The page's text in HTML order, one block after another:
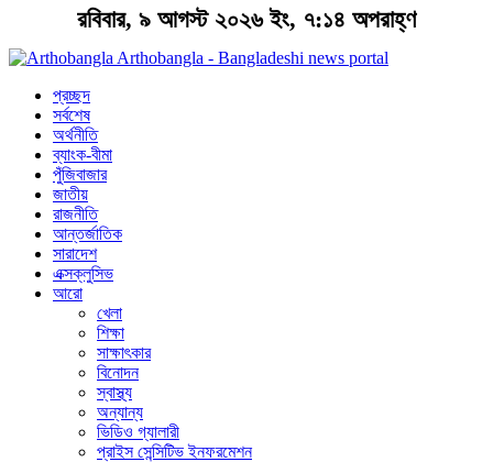
রবিবার, ৯ আগস্ট ২০২৬ ইং, ৭:১৪ অপরাহ্ণ
Arthobangla - Bangladeshi news portal
প্রচ্ছদ
সর্বশেষ
অর্থনীতি
ব্যাংক-বীমা
পুঁজিবাজার
জাতীয়
রাজনীতি
আন্তর্জাতিক
সারাদেশ
এক্সক্লুসিভ
আরো
খেলা
শিক্ষা
সাক্ষাৎকার
বিনোদন
স্বাস্থ্য
অন্যান্য
ভিডিও গ্যালারী
প্রাইস সেন্সিটিভ ইনফরমেশন